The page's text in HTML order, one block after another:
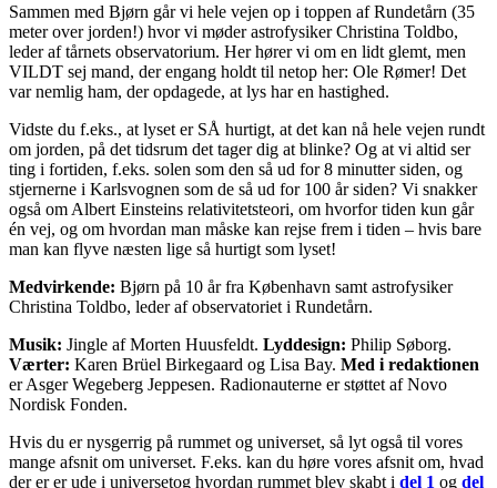
Sammen med Bjørn går vi hele vejen op i toppen af Rundetårn (35
meter over jorden!) hvor vi møder astrofysiker Christina Toldbo,
leder af tårnets observatorium. Her hører vi om en lidt glemt, men
VILDT sej mand, der engang holdt til netop her: Ole Rømer! Det
var nemlig ham, der opdagede, at lys har en hastighed.
Vidste du f.eks., at lyset er SÅ hurtigt, at det kan nå hele vejen rundt
om jorden, på det tidsrum det tager dig at blinke? Og at vi altid ser
ting i fortiden, f.eks. solen som den så ud for 8 minutter siden, og
stjernerne i Karlsvognen som de så ud for 100 år siden? Vi snakker
også om Albert Einsteins relativitetsteori, om hvorfor tiden kun går
én vej, og om hvordan man måske kan rejse frem i tiden – hvis bare
man kan flyve næsten lige så hurtigt som lyset!
Medvirkende: Bjørn på 10 år fra København samt astrofysiker
Christina Toldbo, leder af observatoriet i Rundetårn.
Musik: Jingle af Morten Huusfeldt. Lyddesign: Philip Søborg.
Værter: Karen Brüel Birkegaard og Lisa Bay. Med i redaktionen
er Asger Wegeberg Jeppesen. Radionauterne er støttet af Novo
Nordisk Fonden.
Hvis du er nysgerrig på rummet og universet, så lyt også til vores
mange afsnit om universet. F.eks. kan du høre vores afsnit om, hvad
der er er ude i universetog hvordan rummet blev skabt i del 1 og del